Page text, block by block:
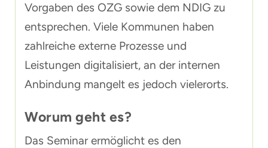
Vorgaben des OZG sowie dem NDIG zu
entsprechen. Viele Kommunen haben
zahlreiche externe Prozesse und
Leistungen digitalisiert, an der internen
Anbindung mangelt es jedoch vielerorts.
Worum geht es?
Das Seminar ermöglicht es den